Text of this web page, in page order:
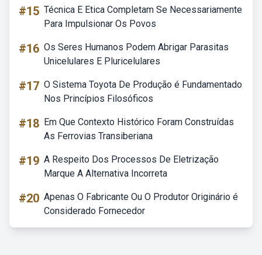
#15 Técnica E Etica Completam Se Necessariamente
Para Impulsionar Os Povos
#16 Os Seres Humanos Podem Abrigar Parasitas
Unicelulares E Pluricelulares
#17 O Sistema Toyota De Produção é Fundamentado
Nos Princípios Filosóficos
#18 Em Que Contexto Histórico Foram Construídas
As Ferrovias Transiberiana
#19 A Respeito Dos Processos De Eletrização
Marque A Alternativa Incorreta
#20 Apenas O Fabricante Ou O Produtor Originário é
Considerado Fornecedor